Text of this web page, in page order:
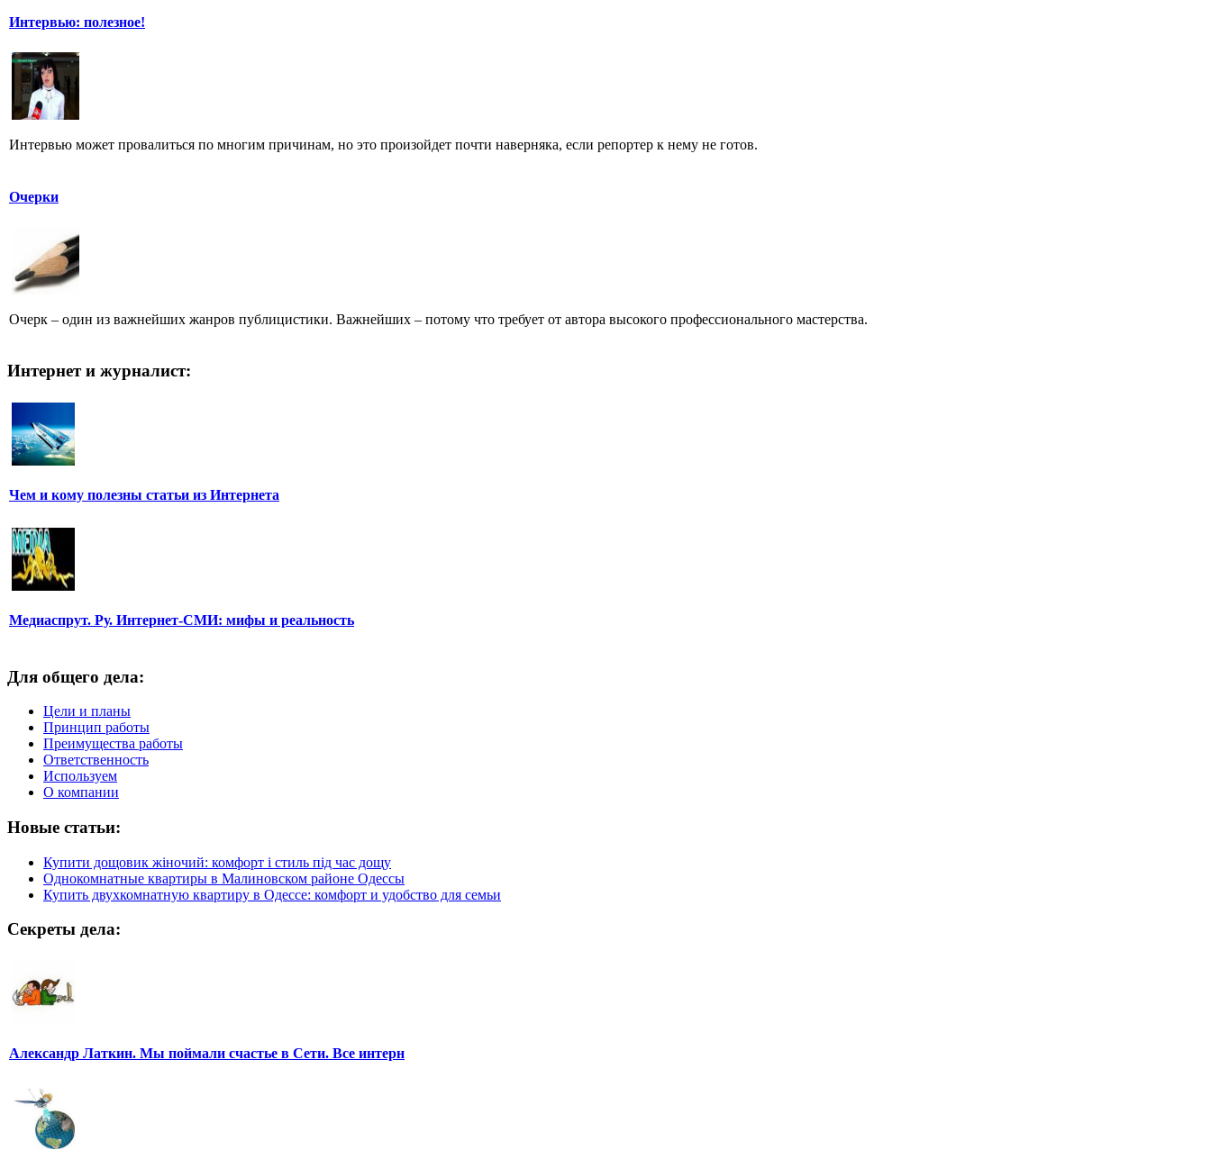
Интервью: полезное!
Интервью может провалиться по многим причинам, но это произойдет почти наверняка, если репортер к нему не готов.
Очерки
Очерк – один из важнейших жанров публицистики. Важнейших – потому что требует от автора высокого профессионального мастерства.
Интернет и журналист:
Чем и кому полезны статьи из Интернета
Медиаспрут. Ру. Интернет-СМИ: мифы и реальность
Для общего дела:
Цели и планы
Принцип работы
Преимущества работы
Ответственность
Используем
О компании
Новые статьи:
Купити дощовик жіночий: комфорт і стиль під час дощу
Однокомнатные квартиры в Малиновском районе Одессы
Купить двухкомнатную квартиру в Одессе: комфорт и удобство для семьи
Секреты дела:
Александр Латкин. Мы поймали счастье в Сети. Все интерн